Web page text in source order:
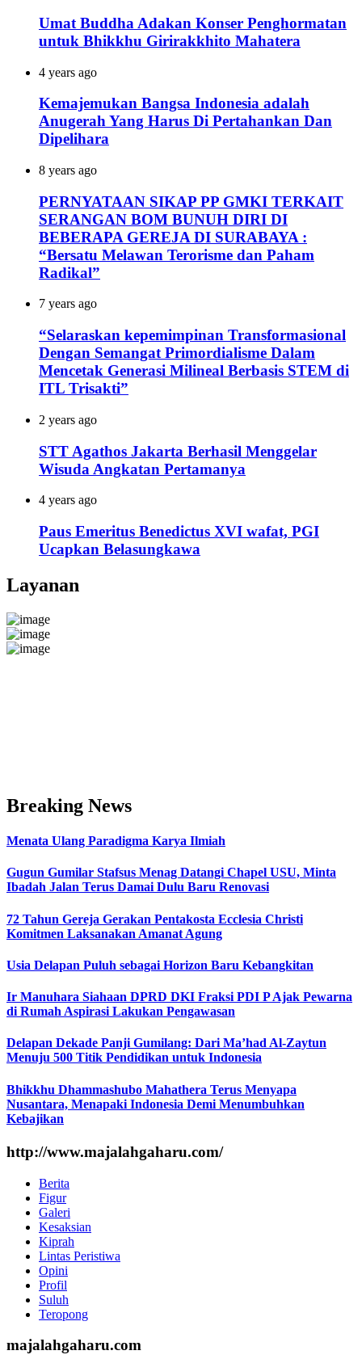
Umat Buddha Adakan Konser Penghormatan
untuk Bhikkhu Girirakkhito Mahatera
4 years ago
Kemajemukan Bangsa Indonesia adalah
Anugerah Yang Harus Di Pertahankan Dan
Dipelihara
8 years ago
PERNYATAAN SIKAP PP GMKI TERKAIT
SERANGAN BOM BUNUH DIRI DI
BEBERAPA GEREJA DI SURABAYA :
“Bersatu Melawan Terorisme dan Paham
Radikal”
7 years ago
“Selaraskan kepemimpinan Transformasional
Dengan Semangat Primordialisme Dalam
Mencetak Generasi Milineal Berbasis STEM di
ITL Trisakti”
2 years ago
STT Agathos Jakarta Berhasil Menggelar
Wisuda Angkatan Pertamanya
4 years ago
Paus Emeritus Benedictus XVI wafat, PGI
Ucapkan Belasungkawa
Layanan
Breaking News
Menata Ulang Paradigma Karya Ilmiah
Gugun Gumilar Stafsus Menag Datangi Chapel USU, Minta
Ibadah Jalan Terus Damai Dulu Baru Renovasi
72 Tahun Gereja Gerakan Pentakosta Ecclesia Christi
Komitmen Laksanakan Amanat Agung
Usia Delapan Puluh sebagai Horizon Baru Kebangkitan
Ir Manuhara Siahaan DPRD DKI Fraksi PDI P Ajak Pewarna
di Rumah Aspirasi Lakukan Pengawasan
Delapan Dekade Panji Gumilang: Dari Ma’had Al-Zaytun
Menuju 500 Titik Pendidikan untuk Indonesia
Bhikkhu Dhammashubo Mahathera Terus Menyapa
Nusantara, Menapaki Indonesia Demi Menumbuhkan
Kebajikan
http://www.majalahgaharu.com/
Berita
Figur
Galeri
Kesaksian
Kiprah
Lintas Peristiwa
Opini
Profil
Suluh
Teropong
majalahgaharu.com